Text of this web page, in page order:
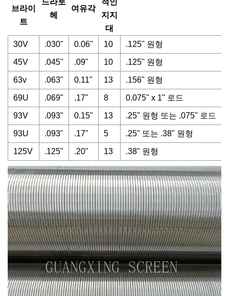
브라이
트
드라토
헤
여유각
적인
지지
대
30V
.030" 0.06" 10 .125" 원형
45V .045" .09" 10 .125" 원형
63v .063" 0.11" 13 .156" 원형
69U .069" .17" 8 0.075" x 1" 로드
93V .093" 0.15" 13 .25" 원형 또는 .075" 로드
93U .093" .17" 5 .25" 또는 .38" 원형
125V .125" .20" 13 .38" 원형